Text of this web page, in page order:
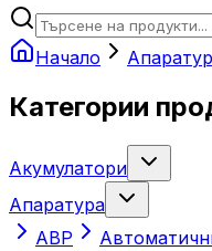
Начало
Категории
Акумулатори
Апаратура
АВР